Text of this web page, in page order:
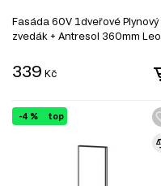
Fasáda 60V 1dveřové Plynový
zvedák + Antresol 360mm Leo
339 Kč
top
-4 %